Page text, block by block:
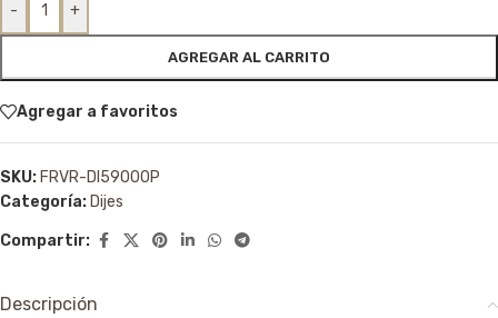
- +
AGREGAR AL CARRITO
Agregar a favoritos
SKU: FRVR-DI59000P
Categoría: Dijes
Compartir:
Descripción